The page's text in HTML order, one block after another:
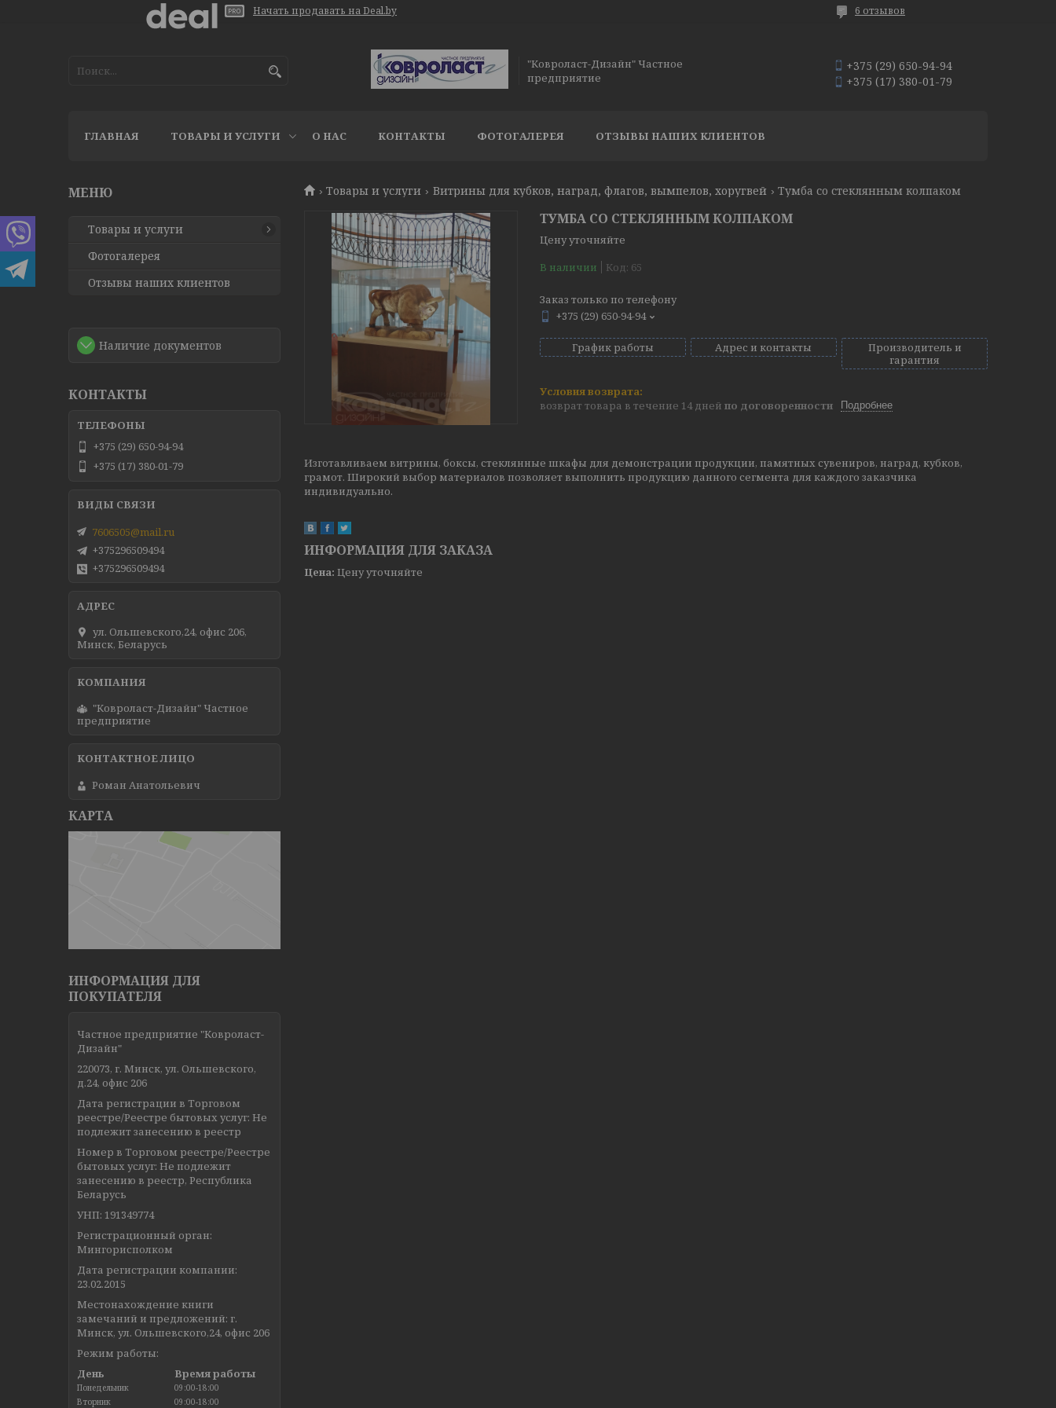
Начать продавать на Deal.by 6 отзывов
"Ковроласт-Дизайн" Частное
предприятие
+375 (29) 650-94-94
+375 (17) 380-01-79
ГЛАВНАЯ ТОВАРЫ И УСЛУГИ О НАС КОНТАКТЫ ФОТОГАЛЕРЕЯ ОТЗЫВЫ НАШИХ КЛИЕНТОВ
Товары и услуги Витрины для кубков, наград, флагов, вымпелов, хоругвей Тумба со стеклянным колпаком
ТУМБА СО СТЕКЛЯННЫМ КОЛПАКОМ
Цену уточняйте
В наличии
Код: 65
Заказ только по телефону
+375 (29) 650-94-94
График работы Адрес и контакты
Производитель и
гарантия
возврат товара в течение 14 дней по договоренности Подробнее
Изготавливаем витрины, боксы, стеклянные шкафы для демонстрации продукции, памятных сувениров, наград, кубков,
грамот. Широкий выбор материалов позволяет выполнить продукцию данного сегмента для каждого заказчика
индивидуально.
ИНФОРМАЦИЯ ДЛЯ ЗАКАЗА
Цена: Цену уточняйте
Товары и услуги
Фотогалерея
Отзывы наших клиентов
Наличие документов
КОНТАКТЫ
+375 (29) 650-94-94
+375 (17) 380-01-79
7606505@mail.ru
+375296509494
+375296509494
ул. Ольшевского,24, офис 206,
Минск, Беларусь
"Ковроласт-Дизайн" Частное
предприятие
Роман Анатольевич
КАРТА
ИНФОРМАЦИЯ ДЛЯ
ПОКУПАТЕЛЯ
Частное предприятие "Ковроласт-
Дизайн"
220073, г. Минск, ул. Ольшевского,
д.24, офис 206
Дата регистрации в Торговом
реестре/Реестре бытовых услуг: Не
подлежит занесению в реестр
Номер в Торговом реестре/Реестре
бытовых услуг: Не подлежит
занесению в реестр, Республика
Беларусь
УНП: 191349774
Регистрационный орган:
Мингорисполком
Дата регистрации компании:
23.02.2015
Местонахождение книги
замечаний и предложений: г.
Минск, ул. Ольшевского,24, офис 206
Режим работы:
День
Время работы
Понедельник
09:00-18:00
Вторник
09:00-18:00